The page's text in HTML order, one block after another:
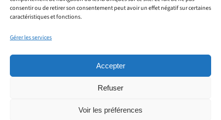
consentir ou de retirer son consentement peut avoir un effet négatif sur certaines
caractéristiques et fonctions.
Gérer les services
Accepter
Refuser
Voir les préférences
©2012-2022 Haiti Transfert. Tous droits réservés.
Société GAIN CONSEILS SIRET : 797 776 051 00014 - 115